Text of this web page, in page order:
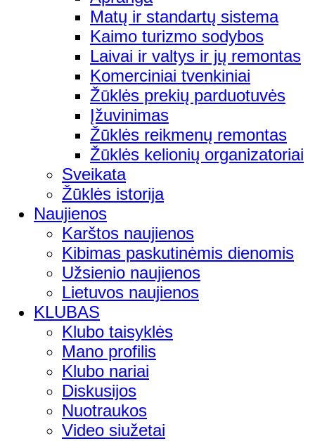
Matų ir standartų sistema
Kaimo turizmo sodybos
Laivai ir valtys ir jų remontas
Komerciniai tvenkiniai
Žūklės prekių parduotuvės
Įžuvinimas
Žūklės reikmenų remontas
Žūklės kelionių organizatoriai
Sveikata
Žūklės istorija
Naujienos
Karštos naujienos
Kibimas paskutinėmis dienomis
Užsienio naujienos
Lietuvos naujienos
KLUBAS
Klubo taisyklės
Mano profilis
Klubo nariai
Diskusijos
Nuotraukos
Video siužetai